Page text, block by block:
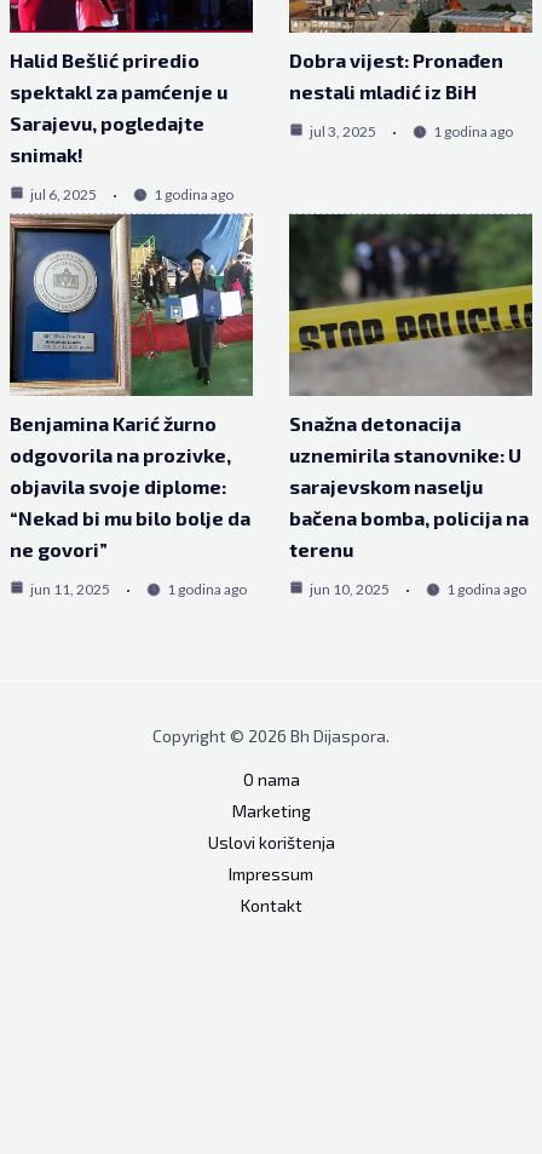
Halid Bešlić priredio
spektakl za pamćenje u
Sarajevu, pogledajte
snimak!
jul 6, 2025 1 godina ago
Dobra vijest: Pronađen
nestali mladić iz BiH
jul 3, 2025 1 godina ago
Benjamina Karić žurno
odgovorila na prozivke,
objavila svoje diplome:
“Nekad bi mu bilo bolje da
ne govori”
jun 11, 2025 1 godina ago
Snažna detonacija
uznemirila stanovnike: U
sarajevskom naselju
bačena bomba, policija na
terenu
jun 10, 2025 1 godina ago
Copyright © 2026 Bh Dijaspora.
O nama
Marketing
Uslovi korištenja
Impressum
Kontakt